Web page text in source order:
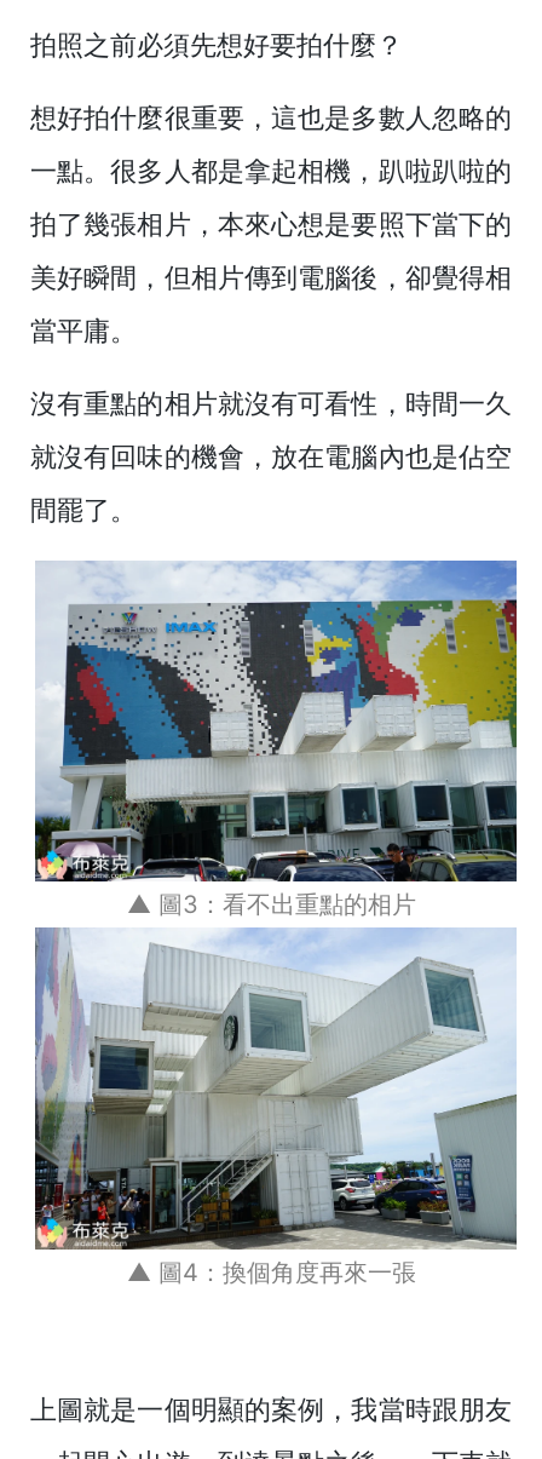
拍照之前必須先想好要拍什麼？
想好拍什麼很重要，這也是多數人忽略的
一點。很多人都是拿起相機，趴啦趴啦的
拍了幾張相片，本來心想是要照下當下的
美好瞬間，但相片傳到電腦後，卻覺得相
當平庸。
沒有重點的相片就沒有可看性，時間一久
就沒有回味的機會，放在電腦內也是佔空
間罷了。
▲ 圖3：看不出重點的相片
▲ 圖4：換個角度再來一張
上圖就是一個明顯的案例，我當時跟朋友